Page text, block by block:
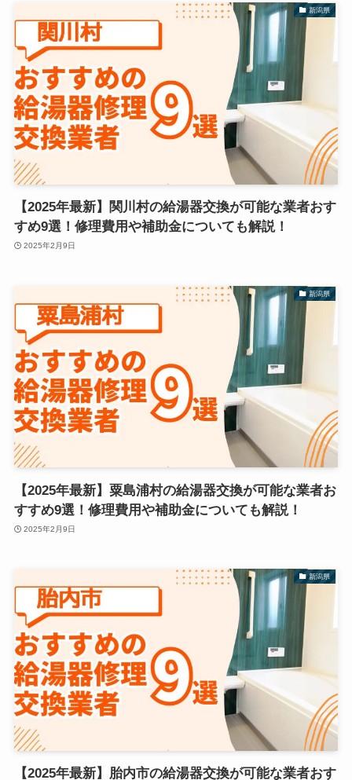
新潟県
【2025年最新】関川村の給湯器交換が可能な業者おす
すめ9選！修理費用や補助金についても解説！
2025年2月9日
新潟県
【2025年最新】粟島浦村の給湯器交換が可能な業者お
すすめ9選！修理費用や補助金についても解説！
2025年2月9日
新潟県
【2025年最新】胎内市の給湯器交換が可能な業者おす